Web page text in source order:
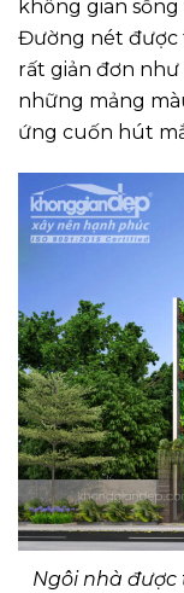
không gian sống
Đường nét được
rất giản đơn như
những mảng
ứng cuốn hút
Ngôi nhà được